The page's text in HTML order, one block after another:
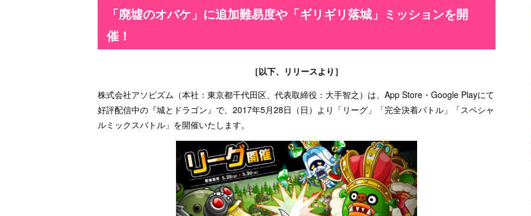
「廃墟のオバケ」に追加難易度や「ギリギリ落城」ミッションを開
催！
［以下、リリースより］
株式会社アソビズム（本社：東京都千代田区、代表取締役：大手智之）は、App Store・Google Playにて
好評配信中の『城とドラゴン』で、2017年5月28日（日）より「リーグ」「完全決着バトル」「スペシャ
ルミックスバトル」を開催いたします。